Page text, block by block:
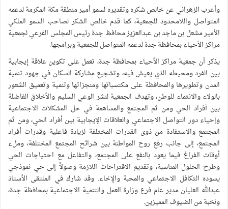
وأعرب الزهراني عن خالص شكره وتقديره لسمو أمير منطقة مكة المكرمة لدعمه
المتواصل واللامحدود للجمعية، كما قدم خالص الشكر لصاحب السمو الملكي
الأمير مشعل بن ماجد بن عبدالعزيز محافظ جدة رئيس المجلس الفرعي لجمعية
مراكز الأحياء بمحافظة جدة لدعمه المتواصل للجمعية وبرامجها.
يذكر أن جمعية مراكز الأحياء بمحافظة جدة، تعمل على تكوين علاقة إيجابية
بين الفرد ومحيطه الذي يعيش فيه، وتشجيع مشاركة السكان في جهود تنمية
المدن وتطويرها والمحافظة على مكتسباتها ومنجزاتها وتنمية وتعميق الشعور
بالولاء والانتماء للوطن، وتهدف الجمعية لنشر الوعي السليم والأخلاق الفاضلة
بين أفراد الحي ومن ثم المجتمع والمساهمة في حل المشكلات الاجتماعية
وإحياء دور التواصل الاجتماعي والعلاقات الإيجابية بين أفراد الحي، ومن ثم
المجتمع والاستفادة من ذوى القدرات المختلفة لزيادة فاعلية وقدرات أفراد
المجتمع، إلى جانب رفع روح المواطنة بين شرائح المجتمع المختلفة، وملء
أوقات الفراغ فيما يعود بالنفع على المجتمع، والتفاعل مع احتياجات الحي
وطرح الحلول المناسبة، وتقديم الاقتراحات اللازمة وصولاً إلى حي نموذجي
يسوده التكافل الاجتماعي والمحبة والإخاء. وقد شارك في الملتقى الأستاذ
عبدالله العليان مدير عام فرع وزارة العمل والتنمية الاجتماعية بمحافظة جدة،
ونخبة من الضيوف المميزين.